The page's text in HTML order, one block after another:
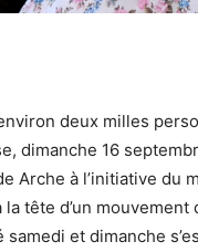
deux milles
dimanche 16
Arche à l’initiative
tête d’un
samedi et dimanche